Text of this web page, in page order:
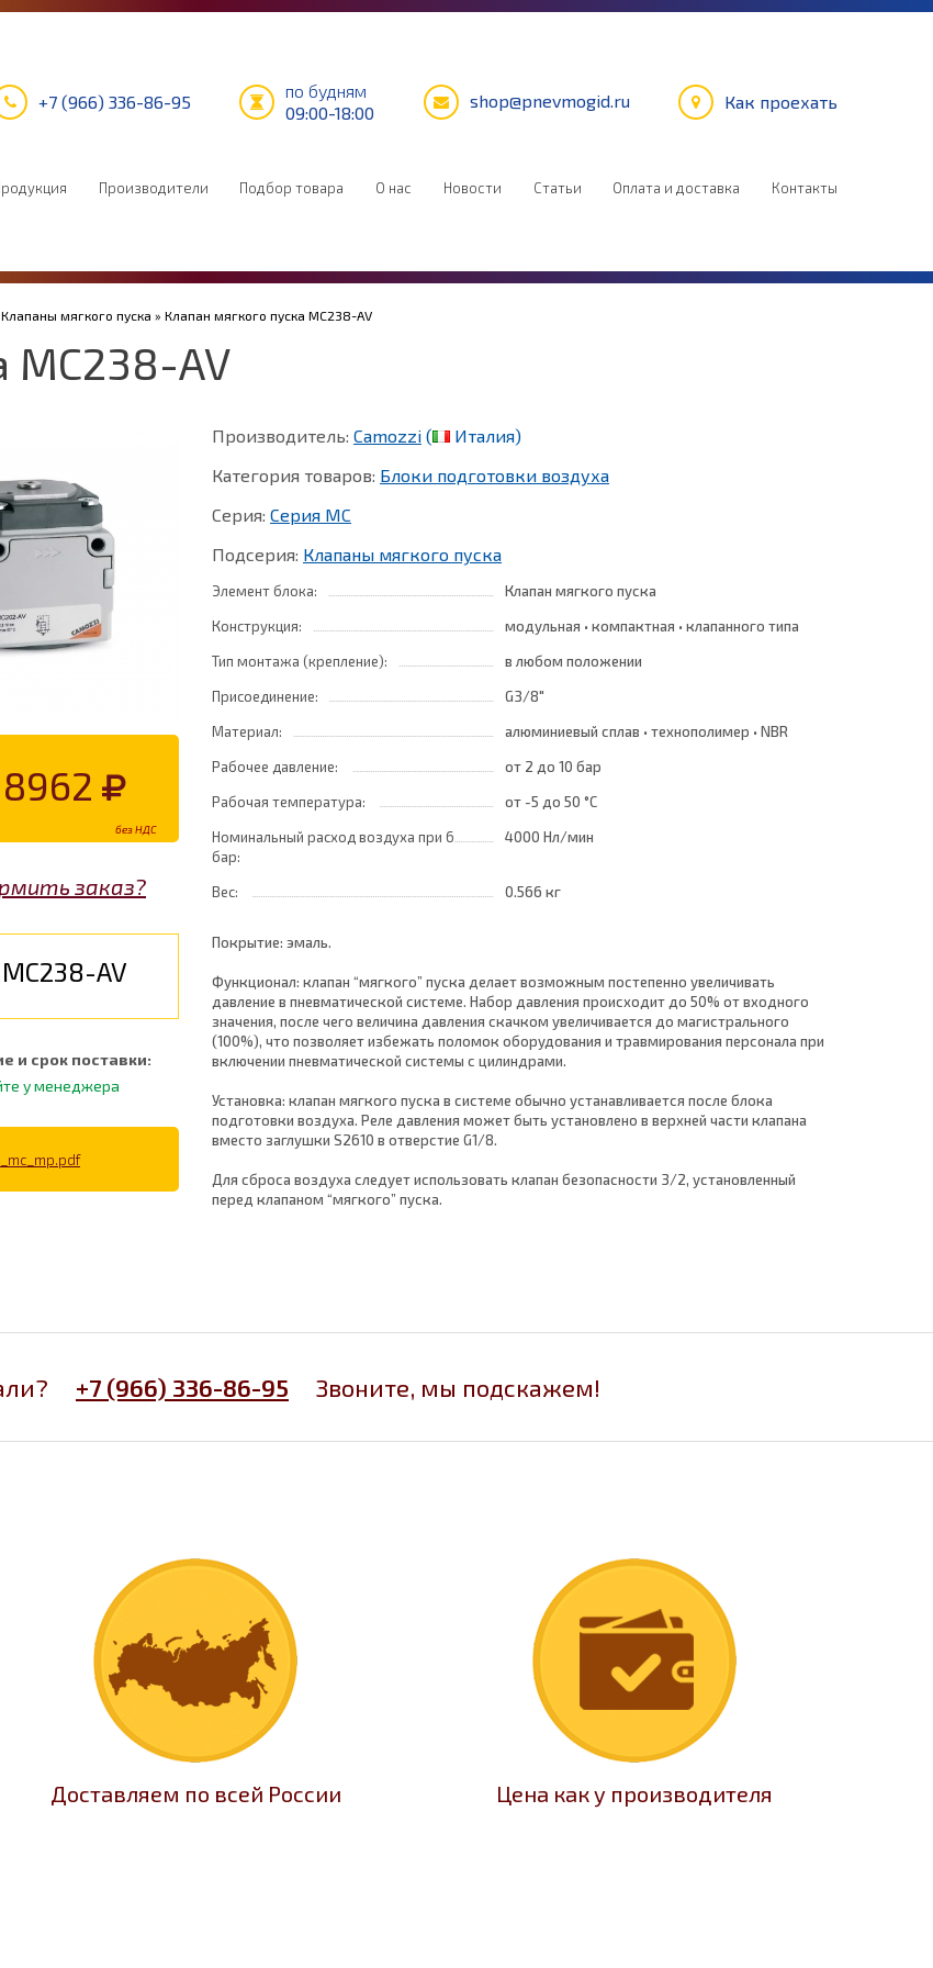
+7 (966) 336-86-95
по будням
09:00-18:00
shop@pnevmogid.ru Как проехать
Производители Подбор товара О нас Новости Статьи Оплата и доставка Контакты
Клапаны мягкого пуска » Клапан мягкого пуска MC238-AV
MC238-AV
8962
без НДС
заказ?
MC238-AV
и срок поставки:
у менеджера
Производитель: Camozzi (
Италия)
Категория товаров: Блоки подготовки воздуха
Серия: Серия MC
Подсерия: Клапаны мягкого пуска
Элемент блока:
Клапан мягкого пуска
Конструкция:
модульная • компактная • клапанного типа
Тип монтажа (крепление):
в любом положении
Присоединение:
G3/8"
Материал:
алюминиевый сплав • технополимер • NBR
Рабочее давление:
от 2 до 10 бар
Рабочая температура:
от -5 до 50 °C
Номинальный расход воздуха при 6
бар:
4000 Нл/мин
Вес: 0.566 кг
Покрытие: эмаль.
Функционал: клапан “мягкого” пуска делает возможным постепенно увеличивать
давление в пневматической системе. Набор давления происходит до 50% от входного
значения, после чего величина давления скачком увеличивается до магистрального
(100%), что позволяет избежать поломок оборудования и травмирования персонала при
включении пневматической системы с цилиндрами.
Установка: клапан мягкого пуска в системе обычно устанавливается после блока
подготовки воздуха. Реле давления может быть установлено в верхней части клапана
вместо заглушки S2610 в отверстие G1/8.
Для сброса воздуха следует использовать клапан безопасности 3/2, установленный
перед клапаном “мягкого” пуска.
+7 (966) 336-86-95 Звоните, мы подскажем!
Доставляем по всей России Цена как у производителя